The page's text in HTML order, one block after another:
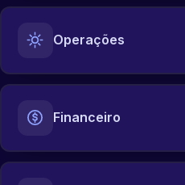
Operações
Financeiro